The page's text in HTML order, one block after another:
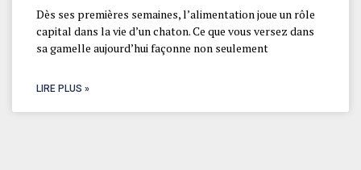
Dès ses premières semaines, l’alimentation joue un rôle
capital dans la vie d’un chaton. Ce que vous versez dans
sa gamelle aujourd’hui façonne non seulement
LIRE PLUS »